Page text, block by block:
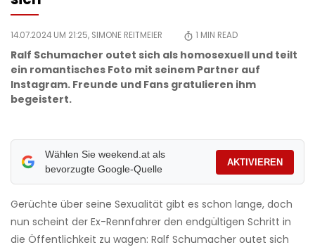
14.07.2024 UM 21:25, SIMONE REITMEIER 1 MIN READ
Ralf Schumacher outet sich als homosexuell und teilt
ein romantisches Foto mit seinem Partner auf
Instagram. Freunde und Fans gratulieren ihm
begeistert.
Wählen Sie weekend.at als
bevorzugte Google-Quelle
AKTIVIEREN
Gerüchte über seine Sexualität gibt es schon lange, doch
nun scheint der Ex-Rennfahrer den endgültigen Schritt in
die Öffentlichkeit zu wagen: Ralf Schumacher outet sich